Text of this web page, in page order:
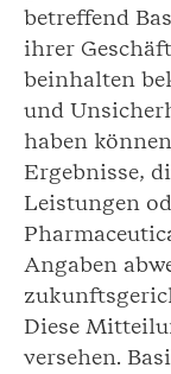
betreffend
ihrer
beinhalten
und
haben
Ergebnisse,
Leistungen
Angaben
Diese
versehen.